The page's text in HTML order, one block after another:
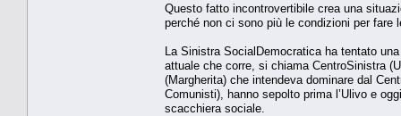
Questo fatto incontrovertibile crea una
perché non ci sono più le condizioni per fare
La Sinistra SocialDemocratica ha tentato
attuale che corre, si chiama CentroSinistra
(Margherita) che intendeva dominare dal
Comunisti), hanno sepolto prima l’Ulivo e
scacchiera sociale.